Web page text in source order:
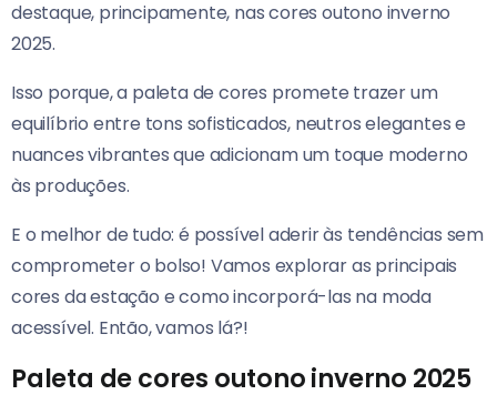
destaque, principamente, nas cores outono inverno
2025.
Isso porque, a paleta de cores promete trazer um
equilíbrio entre tons sofisticados, neutros elegantes e
nuances vibrantes que adicionam um toque moderno
às produções.
E o melhor de tudo: é possível aderir às tendências sem
comprometer o bolso! Vamos explorar as principais
cores da estação e como incorporá-las na moda
acessível. Então, vamos lá?!
Paleta de cores outono inverno 2025